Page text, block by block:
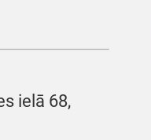
ielā 68,